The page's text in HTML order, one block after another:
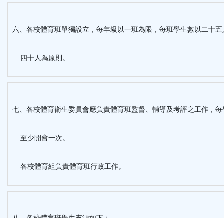
六、各校體育班單獨設立，每年級以一班為限，每班學生數以二十五
四十人為原則。
七、各校體育衛生委員會應負責體育班監督、輔導及考評之工作，每
至少開會一次。
各校體育組負責體育班行政工作。